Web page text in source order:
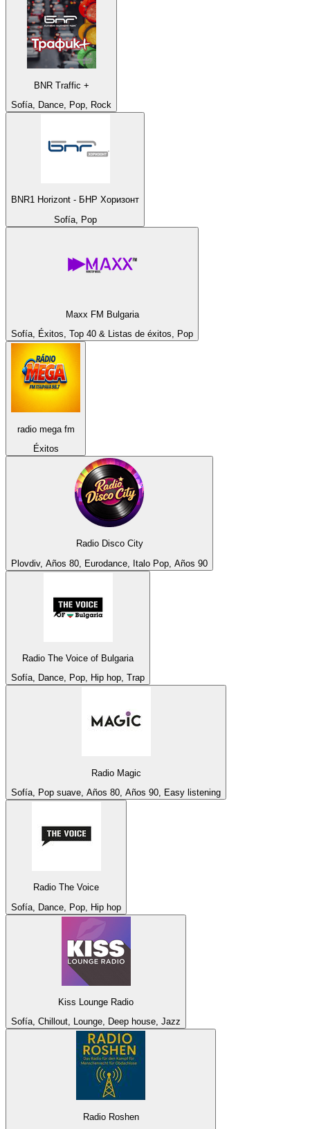
BNR Traffic +
Sofía, Dance, Pop, Rock
BNR1 Horizont - БНР Хоризонт
Sofía, Pop
Maxx FM Bulgaria
Sofía, Éxitos, Top 40 & Listas de éxitos, Pop
radio mega fm
Éxitos
Radio Disco City
Plovdiv, Años 80, Eurodance, Italo Pop, Años 90
Radio The Voice of Bulgaria
Sofía, Dance, Pop, Hip hop, Trap
Radio Magic
Sofía, Pop suave, Años 80, Años 90, Easy listening
Radio The Voice
Sofía, Dance, Pop, Hip hop
Kiss Lounge Radio
Sofía, Chillout, Lounge, Deep house, Jazz
Radio Roshen